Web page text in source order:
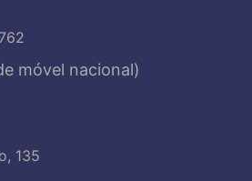
móvel nacional)
135